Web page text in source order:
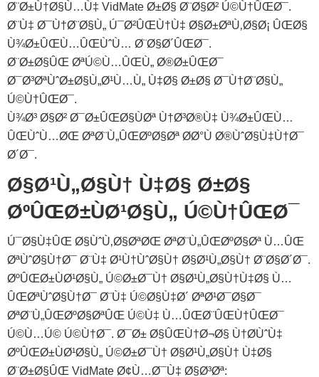
Ø¨Ø±Ù†Ø§Ù…Ù‡ VidMate Ø±Ø§ Ø¨Ø§Ø² Ú©Ù†ÛŒØ¯.
Ø¨Ù‡ Ø¯Ù†Ø¨Ø§Ù„ Ú¯Ø²ÛŒÙ†Ù‡ Ø§Ø±ØªÙ‚Ø§Ø¡ ÛŒØ§
Ù¾Ø±ÛŒÙ…ÛŒÙˆÙ… Ø¨Ø§Ø´ÛŒØ¯.
Ø¨Ø±Ø§ÛŒ ØªÚ©Ù…ÛŒÙ„ Ø®Ø±ÛŒØ¯
Ø¯Ø³ØªÙˆØ±Ø§Ù„Ø¹Ù…Ù„ Ù‡Ø§ Ø±Ø§ Ø¯Ù†Ø¨Ø§Ù„
Ú©Ù†ÛŒØ¯.
Ù¾Ø³ Ø§Ø² Ø¯Ø±ÛŒØ§ÙØª Ù†Ø³Ø®Ù‡ Ù¾Ø±ÛŒÙ…
ÛŒÙˆÙ…ØŒ ØªØ¨Ù„ÛŒØºØ§Øª Ø­Ø°Ù Ø®ÙˆØ§Ù‡Ù†Ø¯
Ø´Ø¯.
Ø§Ø¹Ù„Ø§Ù† Ù‡Ø§ Ø±Ø§
ØºÛŒØ±ÙØ¹Ø§Ù„ Ú©Ù†ÛŒØ¯
Ú¯Ø§Ù‡ÛŒ Ø§ÙˆÙ‚Ø§ØªØŒ ØªØ¨Ù„ÛŒØºØ§Øª Ù…ÛŒ
ØªÙˆØ§Ù†Ø¯ Ø¨Ù‡ Ø¹Ù†ÙˆØ§Ù† Ø§Ø¹Ù„Ø§Ù† Ø¨Ø§Ø´Ø¯.
ØºÛŒØ±ÙØ¹Ø§Ù„ Ú©Ø±Ø¯Ù† Ø§Ø¹Ù„Ø§Ù†‌Ù‡Ø§ Ù…
ÛŒ‌ØªÙˆØ§Ù†Ø¯ Ø¨Ù‡ Ú©Ø§Ù‡Ø´ ØªØ¹Ø¯Ø§Ø¯
ØªØ¨Ù„ÛŒØºØ§ØªÛŒ Ú©Ù‡ Ù…ÛŒ‌Ø¨ÛŒÙ†ÛŒØ¯
Ú©Ù…Ú© Ú©Ù†Ø¯. Ø¯Ø± Ø§ÛŒÙ†Ø¬Ø§ Ù†Ø­ÙˆÙ‡
ØºÛŒØ±ÙØ¹Ø§Ù„ Ú©Ø±Ø¯Ù† Ø§Ø¹Ù„Ø§Ù† Ù‡Ø§
Ø¨Ø±Ø§ÛŒ VidMate Ø¢Ù…Ø¯Ù‡ Ø§Ø³Øª: